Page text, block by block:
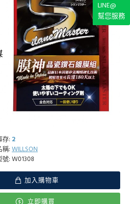
存: 2
稱: WILLSON
號: W01308
加入購物車
立即購買
LINE@
幫您服務